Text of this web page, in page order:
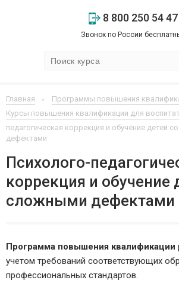
8 800 250 54 47
Звонок по России
Главная
Программы повышения
Курсы повышения квалификации для
педагогическая коррекция и обучение детей
дефектами
Психолого-
коррекция и обучение
сложными дефектами
Программа повышения квалификации
учетом требований соответствующих
профессиональных стандартов.